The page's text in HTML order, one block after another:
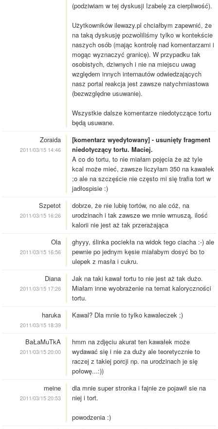
(podziwiam w tej dyskusji Izabelę za cierpliwość).
Użytkowników ilewazy.pl chciałbym zapewnić, że
na taką dyskusję pozwoliliśmy tylko w kontekście
naszych osób (mając kontrolę nad komentarzami i
mogąc wyznaczyć granicę). W przypadku tak
osobistych, dziwnych i nie na miejscu uwag
względem innych internautów odwiedzających
nasz portal reakcja jest zawsze natychmiastowa
(bezwzględne usuwanie).
Wszystkie dalsze komentarze niedotyczące tortu
będą usuwane.
Zoraida
2011/03/15 14:46
[komentarz wyedytowany] - usunięty fragment
niedotyczący tortu. Maciej.
A co do tortu, to nie miałam pojęcia że aż tyle
kcal może mieć, zawsze liczyłam 350 na kawałek
;o ale na szczęście nie często mi się trafia tort w
jadłospisie :)
Szpetot
2011/03/15 16:26
dobrze, że nie lubię tortów, no ale cóż, na
urodzinach i tak zawsze we mnie wmuszą, ilość
kalorii nie jest aż tak przerażająca
Ola
2011/03/15 16:56
ghyyy, ślinka pociekła na widok tego ciacha :-) ale
pewnie po jednym kęsie miałabym dosyć bo to
ulepek z masła i cukru.
Diana
2011/03/15 17:26
Jak na taki kawał tortu to nie jest aż tak dużo.
Miałam inne wyobrażenie na temat kaloryczności
tortu.
haruka
2011/03/15 18:39
Kawal? Dla mnie to tylko kawaleczek ;)
BaŁaMuTkA
2011/03/15 20:00
hmm na zdjęciu akurat ten kawałek może
wydawać się i nie za duży ale teoretycznie to
raczej z takiej porcji np. na urodzinach je się
połowę...:))
meine
2011/03/15 20:53
dla mnie super stronka i fajnie ze pojawił sie na
niej i tort.
powodzenia :)